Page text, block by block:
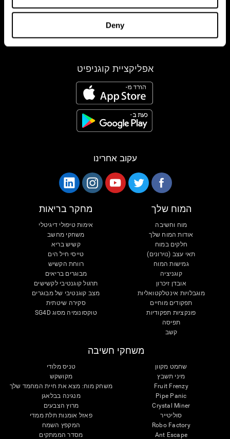
Deny
אפליקציית קוגניפיט
עקוב אחרינו
המוח שלך
מוח וחשיבה
אודות המוח שלך
חלקים במוח
תאי עצב (נוירונים)
גמישות המוח
קוגניציה
אובדן זיכרון
מוגבלויות אינטלקטואליות
תפקודים מוחיים
פונקציות תפקודיות
תפיסה
קשב
מחקר בריאות
אימות טיפולי דיגיטלי
משחקי מחשב
קשיש בריא
טייסי חיל הים
רווחת הקשיש
מבוגרים בריאים
תרגול קוגנטיבי לקשישים
מצב קוגנטיבי של מבוגרים
סקירה שיטתית
טוקסונומיה מסוג SG4D
משחקי חשיבה
שחמט מקוון
מיני תשבץ
Fruit Frenzy
Pipe Panic
Crystal Miner
סוליטייר
Robo Factory
Ant Escape
טניס מלודי
מקושקש
משחק מוח: מצא את חיית המחמד שלך
מנגינה בבלאגן
מרוץ הצבעים
פאזל אומנות תלת ממדי
המקפץ השמח
מסדר הממתקים